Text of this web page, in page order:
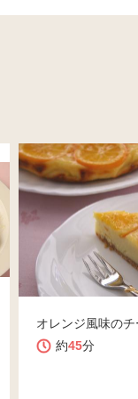
オレンジ風味の
約45分